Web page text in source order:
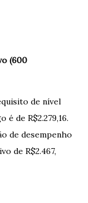
(600
de nível
de R$2.279,16.
de desempenho
de R$2.467,